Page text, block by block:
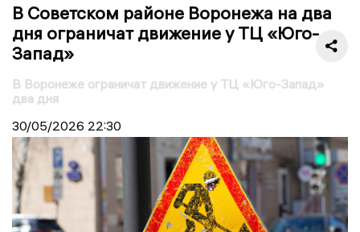
В Советском районе Воронежа на два
дня ограничат движение у ТЦ «Юго-
Запад»
В Воронеже ограничат движение у ТЦ «Юго-Запад»
два дня
30/05/2026 22:30